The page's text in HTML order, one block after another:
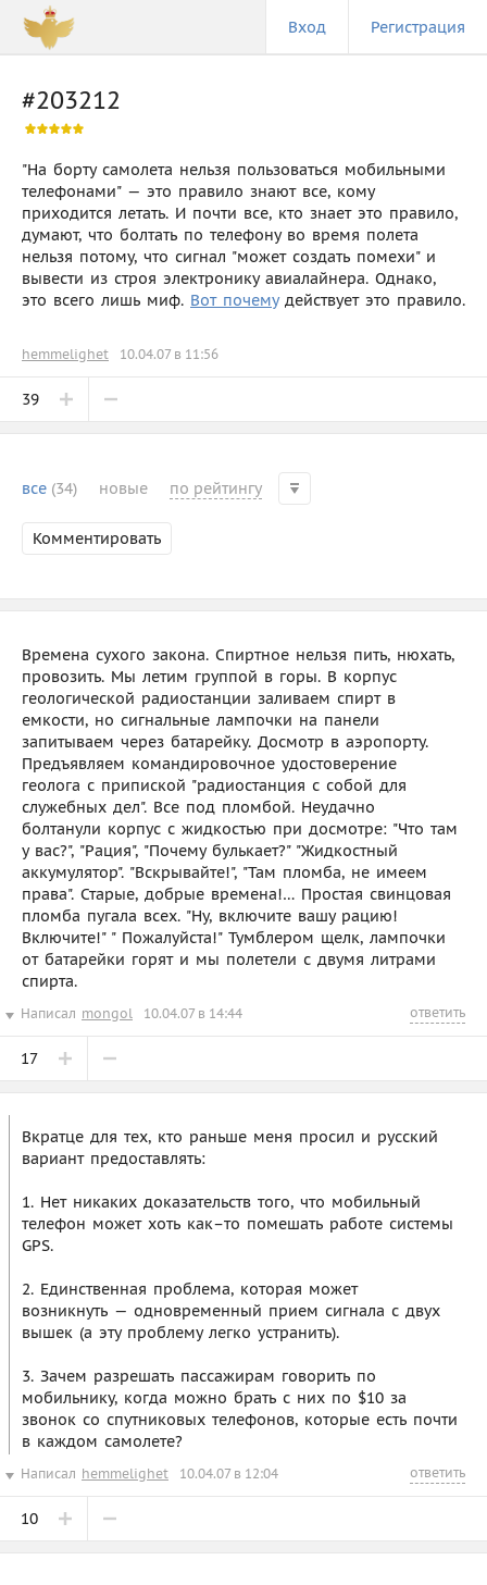
Вход Регистрация
#203212
"На борту самолета нельзя пользоваться мобильными
телефонами" — это правило знают все, кому
приходится летать. И почти все, кто знает это правило,
думают, что болтать по телефону во время полета
нельзя потому, что сигнал "может создать помехи" и
вывести из строя электронику авиалайнера. Однако,
это всего лишь миф. Вот почемудействует это правило.
hemmelighet 10.04.07 в 11:56
39
все (34) новые по рейтингу
Комментировать
Времена сухого закона. Спиртное нельзя пить, нюхать,
провозить. Мы летим группой в горы. В корпус
геологической радиостанции заливаем спирт в
емкости, но сигнальные лампочки на панели
запитываем через батарейку. Досмотр в аэропорту.
Предъявляем командировочное удостоверение
геолога с припиской "радиостанция с собой для
служебных дел". Все под пломбой. Неудачно
болтанули корпус с жидкостью при досмотре: "Что там
у вас?", "Рация", "Почему булькает?" "Жидкостный
аккумулятор". "Вскрывайте!", "Там пломба, не имеем
права". Старые, добрые времена!… Простая свинцовая
пломба пугала всех. "Ну, включите вашу рацию!
Включите!" " Пожалуйста!" Тумблером щелк, лампочки
от батарейки горят и мы полетели с двумя литрами
спирта.
Написал mongol 10.04.07 в 14:44 ответить
17
Вкратце для тех, кто раньше меня просил и русский
вариант предоставлять:
1. Нет никаких доказательств того, что мобильный
телефон может хоть как–то помешать работе системы
GPS.
2. Единственная проблема, которая может
возникнуть — одновременный прием сигнала с двух
вышек (а эту проблему легко устранить).
3. Зачем разрешать пассажирам говорить по
мобильнику, когда можно брать с них по $10 за
звонок со спутниковых телефонов, которые есть почти
в каждом самолете?
Написал hemmelighet 10.04.07 в 12:04 ответить
10